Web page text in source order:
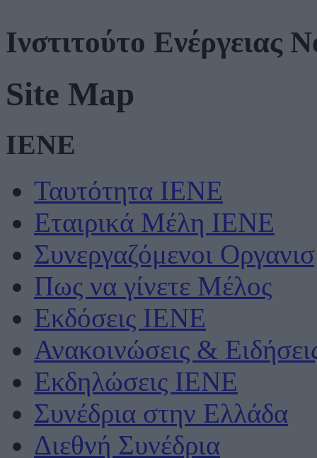
Ινστιτούτο Ενέργειας
Site Map
IENE
Ταυτότητα ΙΕΝΕ
Εταιρικά Μέλη ΙΕΝΕ
Συνεργαζόμενοι
Πως να γίνετε Μέλος
Εκδόσεις ΙΕΝΕ
Ανακοινώσεις &
Εκδηλώσεις ΙΕΝΕ
Συνέδρια στην Ελλάδα
Διεθνή Συνέδρια